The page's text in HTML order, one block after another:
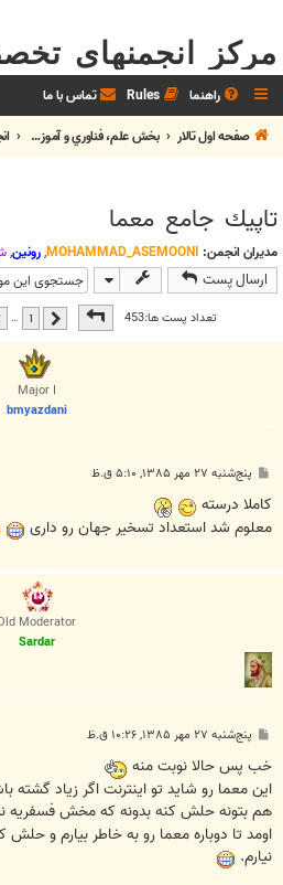
مرکز انجمنهای
راهنما Rules تماس با ما
صفحه اول تالار
بخش علم، فناوري و آموزش
تاپيك جامع معما
مدیران انجمن: MOHAMMAD_ASEMOONI
,رونین,
ارسال پست
تعداد پست ها:453صفحه15 از38 قبلی …
Major I
bmyazdani
پ
ت
پنج‌شنبه ۲۷ مهر ۱۳۸۵, ۵:۱۰ ق.ظ
کاملا درسته
معلوم شد استعداد تسخیر جهان رو داری
Old Moderator
Sardar
پ
ت
پنج‌شنبه ۲۷ مهر ۱۳۸۵, ۱۰:۲۶ ق.ظ
خب پس حالا نوبت منه
اين معما رو شايد تو اينترنت اگر زياد گشته
هم بتونه حلش کنه بدونه که مخش فسفريه
اومد تا دوباره معما رو به خاطر بيارم و
نيارم.